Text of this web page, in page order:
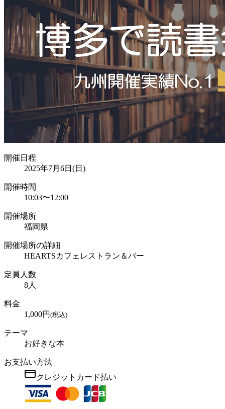
開催日程
2025年7月6日(日)
開催時間
10:03〜12:00
開催場所
福岡県
開催場所の詳細
HEARTSカフェレストラン＆バー
定員人数
8人
料金
1,000円 (税込)
テーマ
お好きな本
お支払い方法
クレジットカード払い